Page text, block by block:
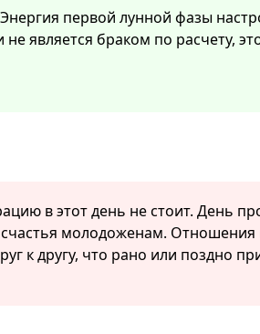
первой лунной фазы
является браком по расчету,
в этот день не стоит. День
молодоженам. Отношения
к другу, что рано или поздно